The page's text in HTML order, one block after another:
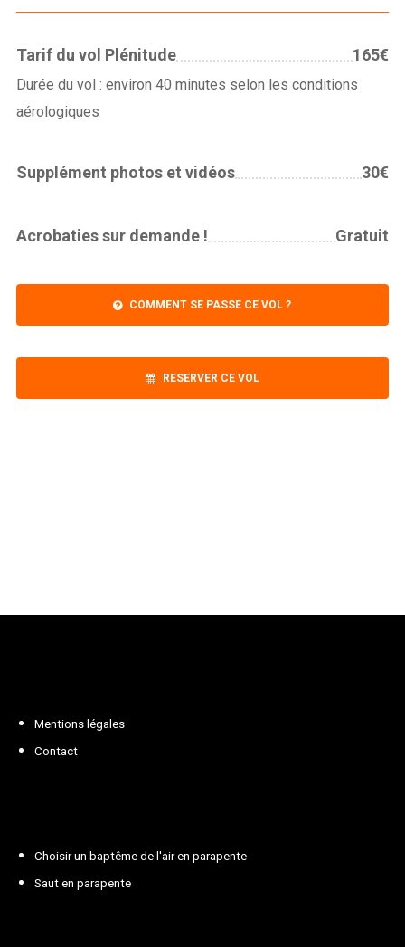
Login
Username or email address
Remember me
Tarif du vol Plénitude 165€
Durée du vol : environ 40 minutes selon les conditions
aérologiques
Supplément photos et vidéos 30€
Acrobaties sur demande ! Gratuit
COMMENT SE PASSE CE VOL ?
RESERVER CE VOL
Mentions légales
Contact
Choisir un baptême de l'air en parapente
Saut en parapente